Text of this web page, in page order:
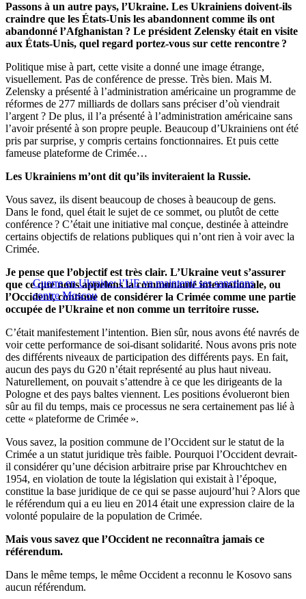
Passons à un autre pays, l’Ukraine. Les Ukrainiens doivent-ils
craindre que les États-Unis les abandonnent comme ils ont
abandonné l’Afghanistan ? Le président Zelensky était en visite
aux États-Unis, quel regard portez-vous sur cette rencontre ?
Politique mise à part, cette visite a donné une image étrange,
visuellement. Pas de conférence de presse. Très bien. Mais M.
Zelensky a présenté à l’administration américaine un programme de
réformes de 277 milliards de dollars sans préciser d’où viendrait
l’argent ? De plus, il l’a présenté à l’administration américaine sans
l’avoir présenté à son propre peuple. Beaucoup d’Ukrainiens ont été
pris par surprise, y compris certains fonctionnaires. Et puis cette
fameuse plateforme de Crimée…
Les Ukrainiens m’ont dit qu’ils inviteraient la Russie.
Vous savez, ils disent beaucoup de choses à beaucoup de gens.
Dans le fond, quel était le sujet de ce sommet, ou plutôt de cette
conférence ? C’était une initiative mal conçue, destinée à atteindre
certains objectifs de relations publiques qui n’ont rien à voir avec la
Crimée.
Guerre en Ukraine: l’UE va maintenir ses sanctions
contre Moscou
Je pense que l’objectif est très clair. L’Ukraine veut s’assurer
que ce que nous appelons la communauté internationale, ou
l’Occident, continue de considérer la Crimée comme une partie
occupée de l’Ukraine et non comme un territoire russe.
C’était manifestement l’intention. Bien sûr, nous avons été navrés de
voir cette performance de soi-disant solidarité. Nous avons pris note
des différents niveaux de participation des différents pays. En fait,
aucun des pays du G20 n’était représenté au plus haut niveau.
Naturellement, on pouvait s’attendre à ce que les dirigeants de la
Pologne et des pays baltes viennent. Les positions évolueront bien
sûr au fil du temps, mais ce processus ne sera certainement pas lié à
cette « plateforme de Crimée ».
Vous savez, la position commune de l’Occident sur le statut de la
Crimée a un statut juridique très faible. Pourquoi l’Occident devrait-
il considérer qu’une décision arbitraire prise par Khrouchtchev en
1954, en violation de toute la législation qui existait à l’époque,
constitue la base juridique de ce qui se passe aujourd’hui ? Alors que
le référendum qui a eu lieu en 2014 était une expression claire de la
volonté populaire de la population de Crimée.
Mais vous savez que l’Occident ne reconnaîtra jamais ce
référendum.
Dans le même temps, le même Occident a reconnu le Kosovo sans
aucun référendum.